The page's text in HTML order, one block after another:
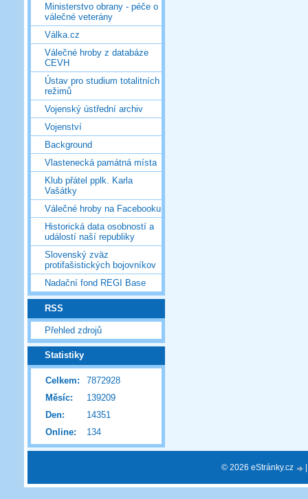
Ministerstvo obrany - péče o
válečné veterány
Válka.cz
Válečné hroby z databáze
CEVH
Ústav pro studium totalitních
režimů
Vojenský ústřední archiv
Vojenství
Background
Vlastenecká památná místa
Klub přátel pplk. Karla
Vašátky
Válečné hroby na Facebooku
Historická data osobností a
událostí naší republiky
Slovenský zväz
protifašistických bojovníkov
Nadační fond REGI Base
RSS
Přehled zdrojů
Statistiky
Online: 134
Celkem:
7872928
Měsíc:
139209
Den:
14351
© 2026 eStránky.cz